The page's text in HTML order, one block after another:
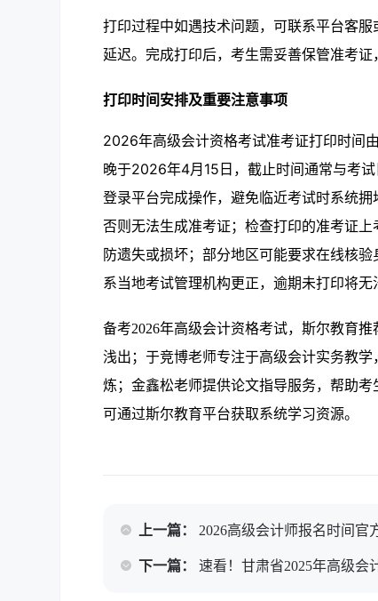
打印过程中如遇技术问题，可联系平台客
延迟。完成打印后，考生需妥善保管准考证
打印时间安排及重要注意事项
2026年高级会计资格考试准考证打印时间
晚于2026年4月15日，截止时间通常与考
登录平台完成操作，避免临近考试时系统
否则无法生成准考证；检查打印的准考证
防遗失或损坏；部分地区可能要求在线核
系当地考试管理机构更正，逾期未打印将无
备考2026年高级会计资格考试，斯尔教育
浅出；于竞博老师专注于高级会计实务教
炼；金鑫松老师提供论文指导服务，帮助
可通过斯尔教育平台获取系统学习资源。
上一篇： 2026高级会计师报名时间官
下一篇： 速看！甘肃省2025年高级会